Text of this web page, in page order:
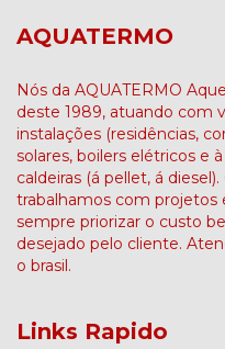
AQUATERMO
Nós da AQUATERMO
deste 1989, atuando com
instalações (residências,
solares, boilers elétricos e
caldeiras (á pellet, á
trabalhamos com projetos
sempre priorizar o custo
desejado pelo cliente.
o brasil.
Links Rapido